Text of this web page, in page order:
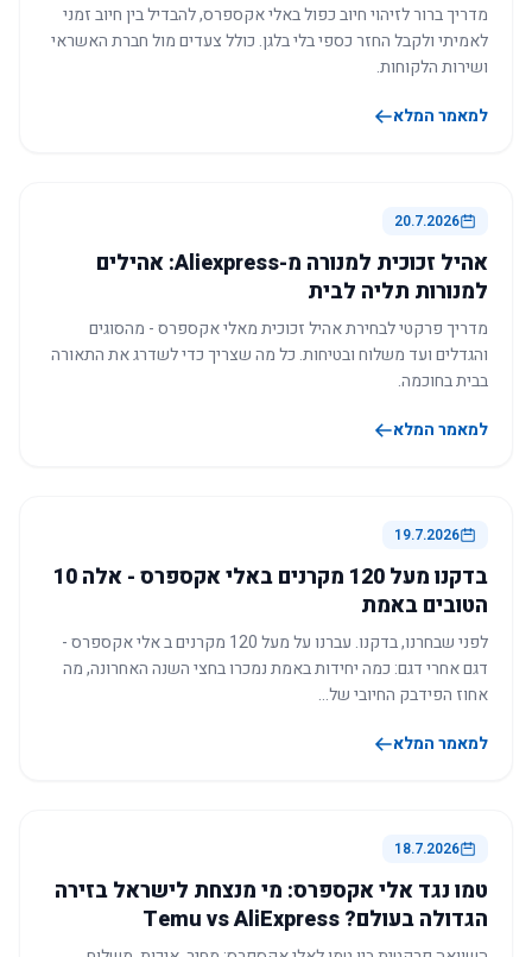
מדריך ברור לזיהוי חיוב כפול באלי אקספרס, להבדיל בין חיוב זמני
לאמיתי ולקבל החזר כספי בלי בלגן. כולל צעדים מול חברת האשראי
ושירות הלקוחות.
למאמר המלא
20.7.2026
אהיל זכוכית למנורה מ-Aliexpress: אהילים
למנורות תליה לבית
מדריך פרקטי לבחירת אהיל זכוכית מאלי אקספרס - מהסוגים
והגדלים ועד משלוח ובטיחות. כל מה שצריך כדי לשדרג את התאורה
בבית בחוכמה.
למאמר המלא
19.7.2026
בדקנו מעל 120 מקרנים באלי אקספרס - אלה 10
הטובים באמת
לפני שבחרנו, בדקנו. עברנו על מעל 120 מקרנים ב אלי אקספרס -
דגם אחרי דגם: כמה יחידות באמת נמכרו בחצי השנה האחרונה, מה
אחוז הפידבק החיובי של…
למאמר המלא
18.7.2026
טמו נגד אלי אקספרס: מי מנצחת לישראל בזירה
הגדולה בעולם? Temu vs AliExpress